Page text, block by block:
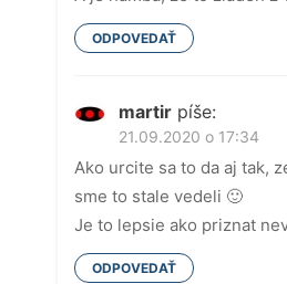
ODPOVEDAŤ
martir píše:
21.09.2020 o 17:34
Ako urcite sa to da aj tak,
sme to stale vedeli 🙂
Je to lepsie ako priznat
ODPOVEDAŤ